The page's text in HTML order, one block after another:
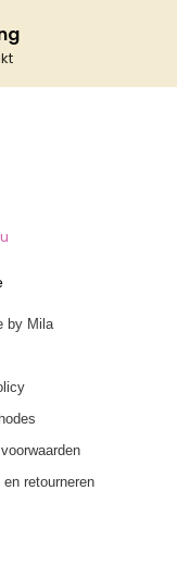
by Mila
en retourneren